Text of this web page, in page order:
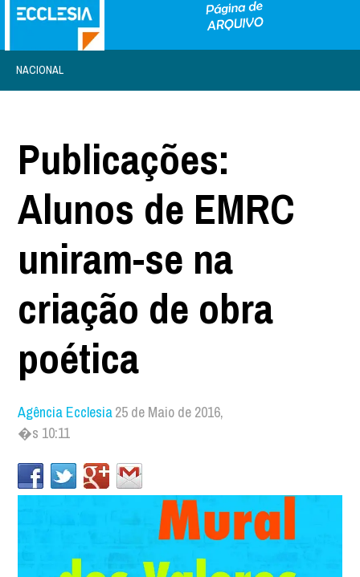
NACIONAL
Publicações:
Alunos de EMRC
uniram-se na
criação de obra
poética
Agência Ecclesia25 de Maio de 2016,
�s 10:11